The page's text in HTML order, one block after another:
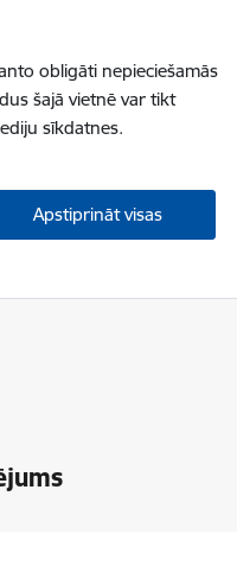
obligāti nepieciešamās
šajā vietnē var tikt
sīkdatnes.
Apstiprināt visas